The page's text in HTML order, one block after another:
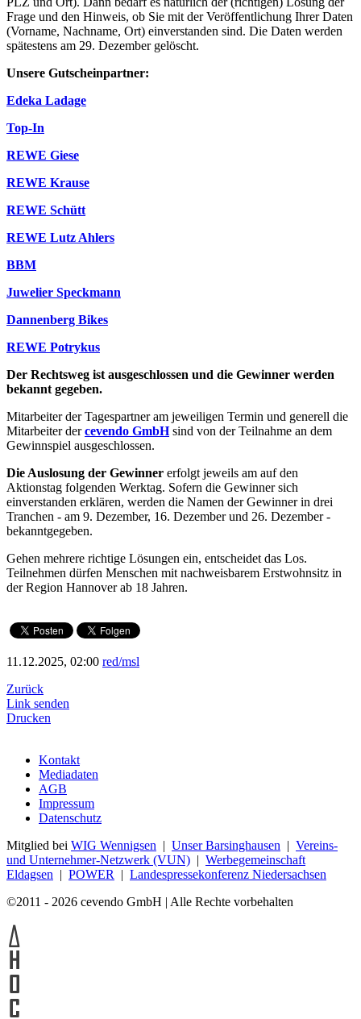
Frage und den Hinweis, ob Sie mit der Veröffentlichung Ihrer Daten
(Vorname, Nachname, Ort) einverstanden sind. Die Daten werden
spätestens am 29. Dezember gelöscht.
Unsere Gutscheinpartner:
Edeka Ladage
Top-In
REWE Giese
REWE Krause
REWE Schütt
REWE Lutz Ahlers
BBM
Juwelier Speckmann
Dannenberg Bikes
REWE Potrykus
Der Rechtsweg ist ausgeschlossen und die Gewinner werden
bekannt gegeben.
Mitarbeiter der Tagespartner am jeweiligen Termin und generell die
Mitarbeiter dercevendo GmbHsind von der Teilnahme an dem
Gewinnspiel ausgeschlossen.
Die Auslosung der Gewinner erfolgt jeweils am auf den
Aktionstag folgenden Werktag. Sofern die Gewinner sich
einverstanden erklären, werden die Namen der Gewinner in drei
Tranchen - am 9. Dezember, 16. Dezember und 26. Dezember -
bekanntgegeben.
Gehen mehrere richtige Lösungen ein, entscheidet das Los.
Teilnehmen dürfen Menschen mit nachweisbarem Erstwohnsitz in
der Region Hannover ab 18 Jahren.
11.12.2025, 02:00 red/msl
Zurück
Link senden
Drucken
Kontakt
Mediadaten
AGB
Impressum
Datenschutz
Mitglied bei WIG Wennigsen | Unser Barsinghausen | Vereins-
und Unternehmer-Netzwerk (VUN) | Werbegemeinschaft
Eldagsen | POWER | Landespressekonferenz Niedersachsen
©2011 - 2026 cevendo GmbH | Alle Rechte vorbehalten